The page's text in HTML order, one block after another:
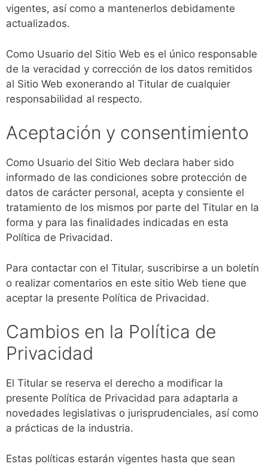
vigentes, así como a mantenerlos debidamente
actualizados.
Como Usuario del Sitio Web es el único responsable
de la veracidad y corrección de los datos remitidos
al Sitio Web exonerando al Titular de cualquier
responsabilidad al respecto.
Aceptación y consentimiento
Como Usuario del Sitio Web declara haber sido
informado de las condiciones sobre protección de
datos de carácter personal, acepta y consiente el
tratamiento de los mismos por parte del Titular en la
forma y para las finalidades indicadas en esta
Política de Privacidad.
Para contactar con el Titular, suscribirse a un boletín
o realizar comentarios en este sitio Web tiene que
aceptar la presente Política de Privacidad.
Cambios en la Política de
Privacidad
El Titular se reserva el derecho a modificar la
presente Política de Privacidad para adaptarla a
novedades legislativas o jurisprudenciales, así como
a prácticas de la industria.
Estas políticas estarán vigentes hasta que sean